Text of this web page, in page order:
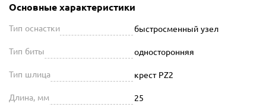
Основные характеристики
Тип оснастки быстросменный узел
Тип биты односторонняя
Тип шлица крест PZ2
Длина, мм 25